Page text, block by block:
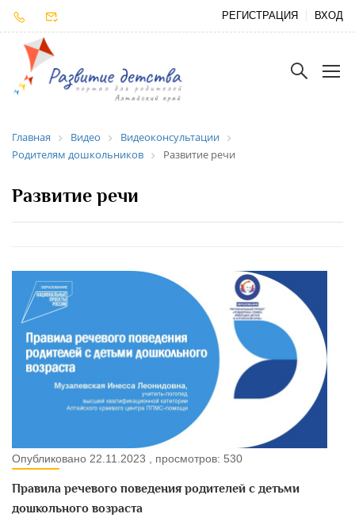
РЕГИСТРАЦИЯ ВХОД
Главная Видео
Видеоконсультации
Родителям дошкольников
Развитие речи
Развитие речи
Опубликовано 22.11.2023 , просмотров: 530
Правила речевого поведения родителей с детьми
дошкольного возраста